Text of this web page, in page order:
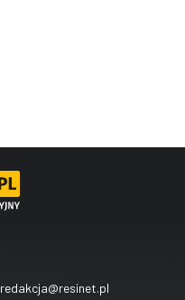
redakcja@resinet.pl